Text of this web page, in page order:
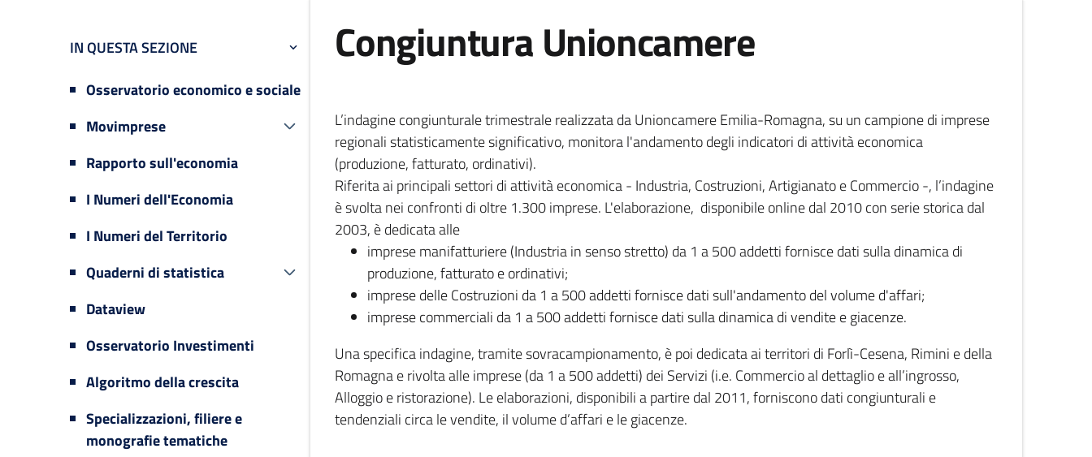
IN QUESTA SEZIONE
Osservatorio economico e sociale
Movimprese
Rapporto sull'economia
I Numeri dell'Economia
I Numeri del Territorio
Quaderni di statistica
Dataview
Osservatorio Investimenti
Algoritmo della crescita
Specializzazioni, filiere e
monografie tematiche
Congiuntura Unioncamere
L’indagine congiunturale trimestrale realizzata da Unioncamere Emilia-Romagna, su un campione di imprese
regionali statisticamente significativo, monitora l'andamento degli indicatori di attività economica
(produzione, fatturato, ordinativi).
Riferita ai principali settori di attività economica - Industria, Costruzioni, Artigianato e Commercio -, l’indagine
è svolta nei confronti di oltre 1.300 imprese. L'elaborazione, disponibile online dal 2010 con serie storica dal
2003, è dedicata alle
imprese manifatturiere (Industria in senso stretto) da 1 a 500 addetti fornisce dati sulla dinamica di
produzione, fatturato e ordinativi;
imprese delle Costruzioni da 1 a 500 addetti fornisce dati sull'andamento del volume d'affari;
imprese commerciali da 1 a 500 addetti fornisce dati sulla dinamica di vendite e giacenze.
Una specifica indagine, tramite sovracampionamento, è poi dedicata ai territori di Forlì-Cesena, Rimini e della
Romagna e rivolta alle imprese (da 1 a 500 addetti) dei Servizi (i.e. Commercio al dettaglio e all’ingrosso,
Alloggio e ristorazione). Le elaborazioni, disponibili a partire dal 2011, forniscono dati congiunturali e
tendenziali circa le vendite, il volume d’affari e le giacenze.